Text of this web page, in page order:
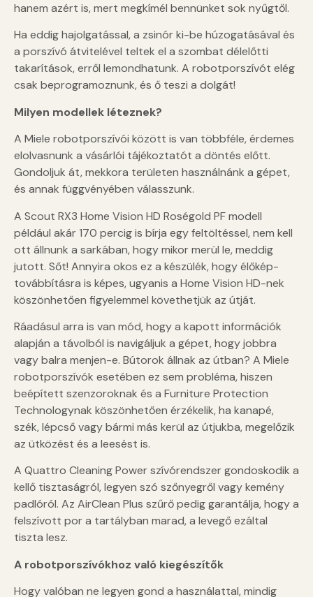
hanem azért is, mert megkímél bennünket sok nyűgtől.
Ha eddig hajolgatással, a zsinór ki-be húzogatásával és
a porszívó átvitelével teltek el a szombat délelőtti
takarítások, erről lemondhatunk. A robotporszívót elég
csak beprogramoznunk, és ő teszi a dolgát!
Milyen modellek léteznek?
A Miele robotporszívói között is van többféle, érdemes
elolvasnunk a vásárlói tájékoztatót a döntés előtt.
Gondoljuk át, mekkora területen használnánk a gépet,
és annak függvényében válasszunk.
A Scout RX3 Home Vision HD Roségold PF modell
például akár 170 percig is bírja egy feltöltéssel, nem kell
ott állnunk a sarkában, hogy mikor merül le, meddig
jutott. Sőt! Annyira okos ez a készülék, hogy élőkép-
továbbításra is képes, ugyanis a Home Vision HD-nek
köszönhetően figyelemmel követhetjük az útját.
Ráadásul arra is van mód, hogy a kapott információk
alapján a távolból is navigáljuk a gépet, hogy jobbra
vagy balra menjen-e. Bútorok állnak az útban? A Miele
robotporszívók esetében ez sem probléma, hiszen
beépített szenzoroknak és a Furniture Protection
Technologynak köszönhetően érzékelik, ha kanapé,
szék, lépcső vagy bármi más kerül az útjukba, megelőzik
az ütközést és a leesést is.
A Quattro Cleaning Power szívórendszer gondoskodik a
kellő tisztaságról, legyen szó szőnyegről vagy kemény
padlóról. Az AirClean Plus szűrő pedig garantálja, hogy a
felszívott por a tartályban marad, a levegő ezáltal
tiszta lesz.
A robotporszívókhoz való kiegészítők
Hogy valóban ne legyen gond a használattal, mindig